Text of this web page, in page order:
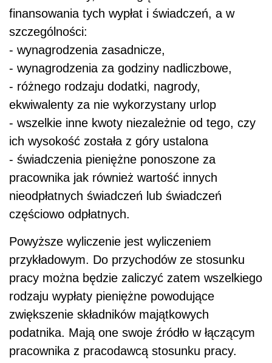
finansowania tych wypłat i świadczeń, a w
szczególności:
- wynagrodzenia zasadnicze,
- wynagrodzenia za godziny nadliczbowe,
- różnego rodzaju dodatki, nagrody,
ekwiwalenty za nie wykorzystany urlop
- wszelkie inne kwoty niezależnie od tego, czy
ich wysokość została z góry ustalona
- świadczenia pieniężne ponoszone za
pracownika jak również wartość innych
nieodpłatnych świadczeń lub świadczeń
częściowo odpłatnych.
Powyższe wyliczenie jest wyliczeniem
przykładowym. Do przychodów ze stosunku
pracy można będzie zaliczyć zatem wszelkiego
rodzaju wypłaty pieniężne powodujące
zwiększenie składników majątkowych
podatnika. Mają one swoje źródło w łączącym
pracownika z pracodawcą stosunku pracy.